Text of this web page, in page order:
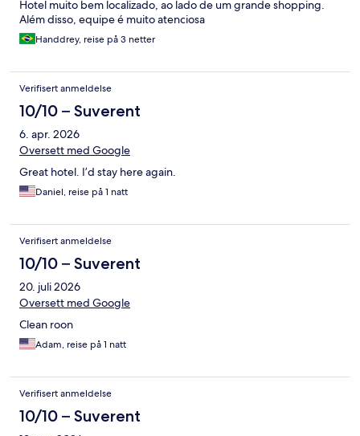
Hotel muito bem localizado, ao lado de um grande shopping.
Além disso, equipe é muito atenciosa
Handdrey, reise på 3 netter
Verifisert anmeldelse
10/10 – Suverent
6. apr. 2026
Oversett med Google
Great hotel. I’d stay here again.
Daniel, reise på 1 natt
Verifisert anmeldelse
10/10 – Suverent
20. juli 2026
Oversett med Google
Clean roon
Adam, reise på 1 natt
Verifisert anmeldelse
10/10 – Suverent